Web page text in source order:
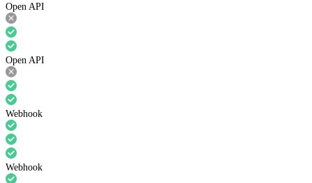
Open API
Open API
Webhook
Webhook